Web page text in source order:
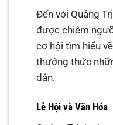
Đến với Quảng
được chiêm
cơ hội tìm hiểu
thưởng thức
dẫn.
Lễ Hội và Văn Hóa